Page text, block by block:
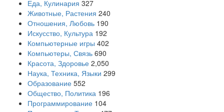
Еда, Кулинария 327
Животные, Растения 240
Отношения, Любовь 190
Искусство, Культура 192
Компьютерные игры 402
Компьютеры, Связь 690
Красота, Здоровье 2,050
Наука, Техника, Языки 299
Образование 552
Общество, Политика 196
Программирование 104